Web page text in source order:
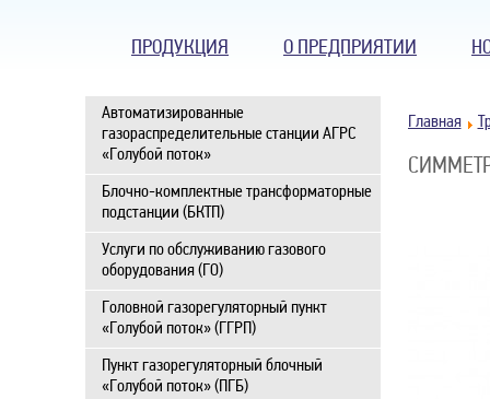
ПРОДУКЦИЯ О ПРЕДПРИЯТИИ
Автоматизированные
газораспределительные станции АГРС
«Голубой поток»
Блочно-комплектные трансформаторные
подстанции (БКТП)
Услуги по обслуживанию газового
оборудования (ГО)
Головной газорегуляторный пункт
«Голубой поток» (ГГРП)
Пункт газорегуляторный блочный
«Голубой поток» (ПГБ)
Главная